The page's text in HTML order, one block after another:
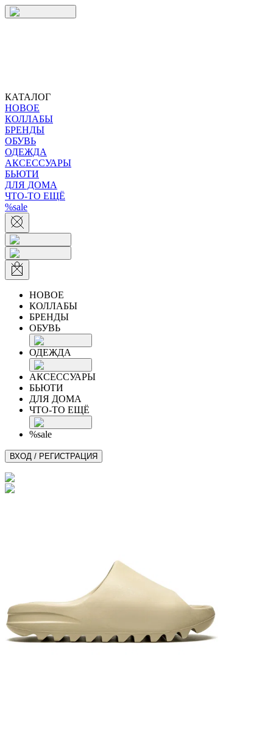
КАТАЛОГ
НОВОЕ
КОЛЛАБЫ
БРЕНДЫ
ОБУВЬ
ОДЕЖДА
АКСЕССУАРЫ
БЬЮТИ
ДЛЯ ДОМА
ЧТО-ТО ЕЩЁ
%sale
НОВОЕ
КОЛЛАБЫ
БРЕНДЫ
ОБУВЬ
ОДЕЖДА
АКСЕССУАРЫ
БЬЮТИ
ДЛЯ ДОМА
ЧТО-ТО ЕЩЁ
%sale
ВХОД / РЕГИСТРАЦИЯ